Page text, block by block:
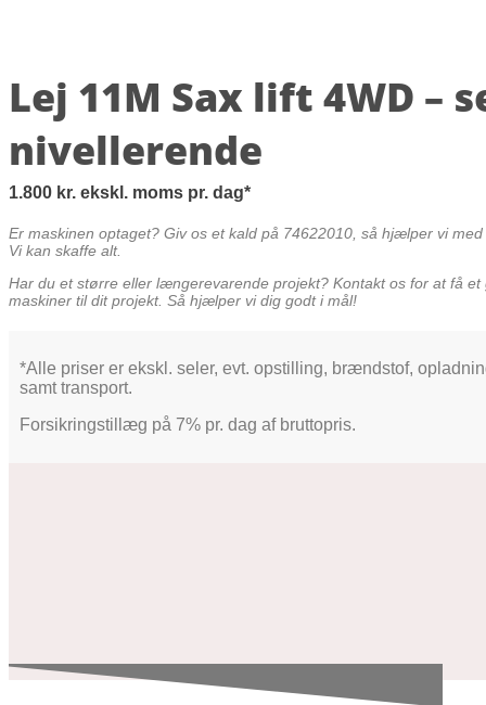
Lej 11M Sax lift 4WD –
nivellerende
1.800 kr. ekskl. moms pr. dag
Er maskinen optaget? Giv os et kald på 74622010, så hjælper vi med
Vi kan skaffe alt.
Har du et større eller længerevarende projekt? Kontakt os for at få et
maskiner til dit projekt. Så hjælper vi dig godt i mål!
*Alle priser er ekskl. seler, evt. opstilling, brændstof,
samt transport.
Forsikringstillæg på 7% pr. dag af bruttopris.